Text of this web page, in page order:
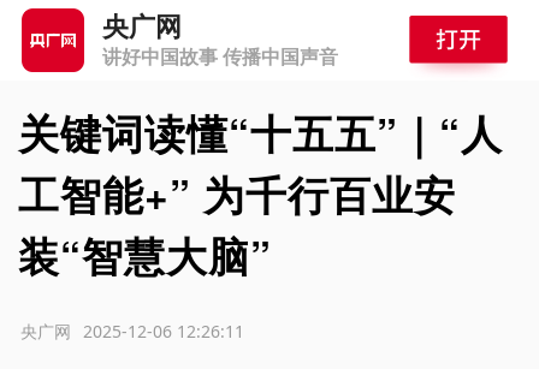
央广网
讲好中国故事 传播中国声音
关键词读懂“十五五”｜“人
工智能+” 为千行百业安
装“智慧大脑”
2025-12-06 12:26:11
央广网